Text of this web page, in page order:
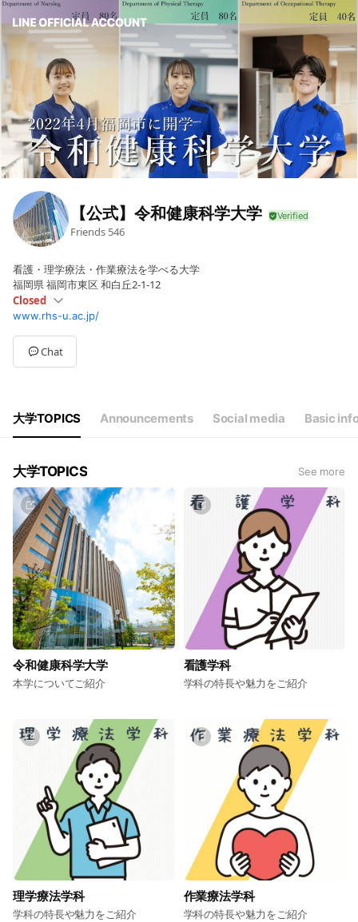
【公式】令和健康科学大学
Friends 546
看護・理学療法・作業療法を学べる大学
福岡県 福岡市東区 和白丘2-1-12
Closed
SunClosed
Mon09:00 - 17:00
Tue09:00 - 17:00
Wed09:00 - 17:00
SatClosed
www.rhs-u.ac.jp/
Chat
大学TOPICS Announcements Social media Basic
大学TOPICS See more
令和健康科学大学
本学についてご紹介
看護学科
学科の特長や魅力をご紹介
理学療法学科
学科の特長や魅力をご紹介
作業療法学科
学科の特長や魅力をご紹介